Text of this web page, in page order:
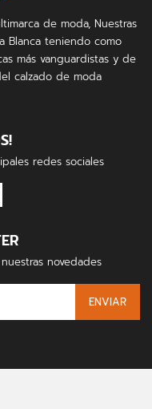
de moda, Nuestras
Blanca teniendo como
más vanguardistas y de
calzado de moda
redes sociales
novedades
ENVIAR